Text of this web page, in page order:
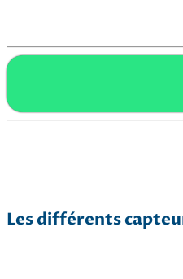
Les différents